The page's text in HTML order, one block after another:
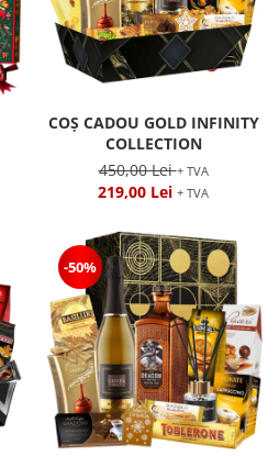
COȘ CADOU GOLD INFINITY
COLLECTION
450,00 Lei+ TVA
219,00 Lei + TVA
-50%